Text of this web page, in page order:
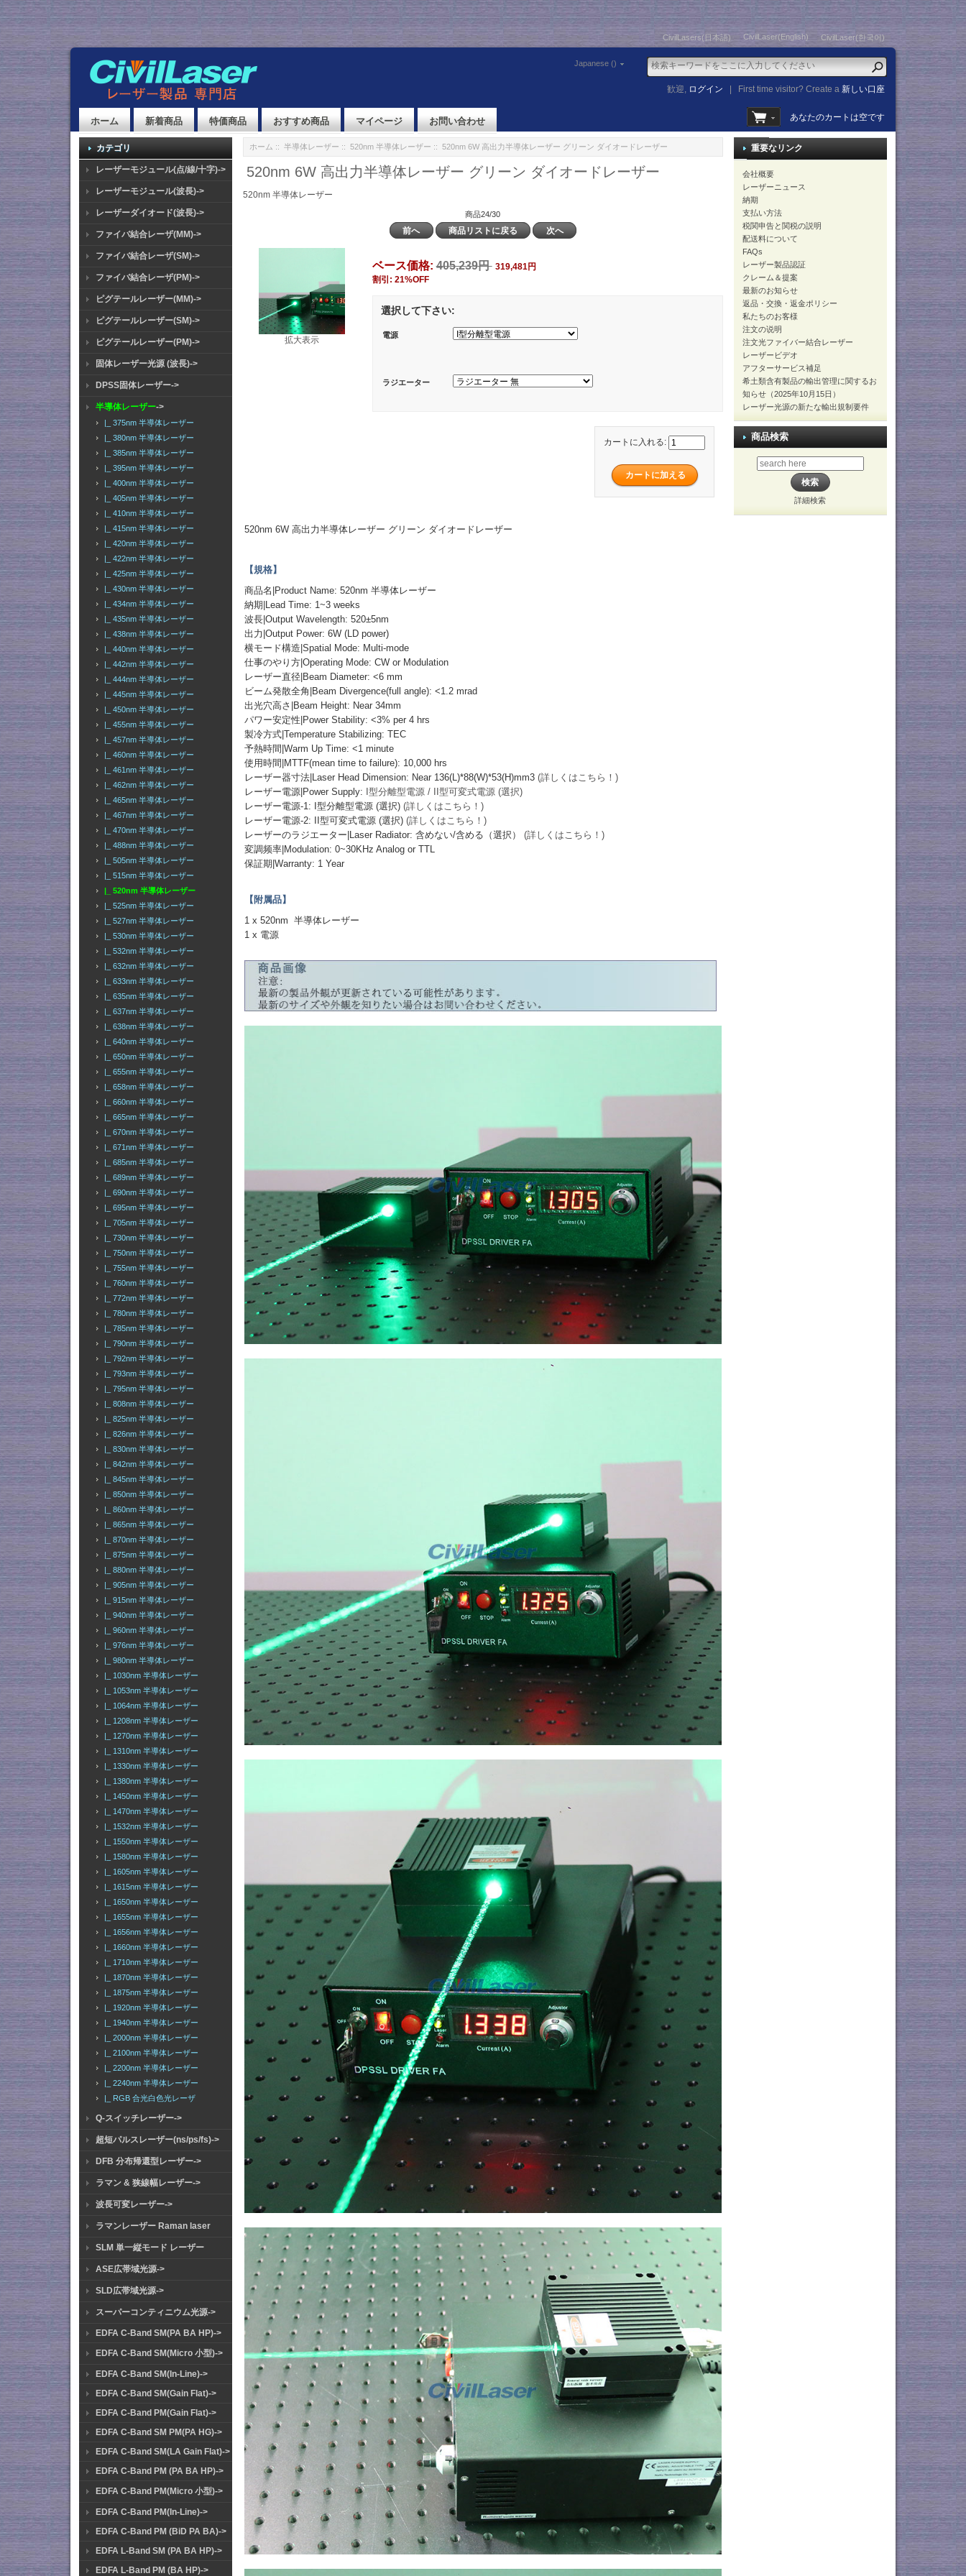
CivilLasers(日本語) CivilLaser(English) CivilLaser(한국어)
Japanese ()
歓迎, ログイン First time visitor? Create a新しい口座
ホーム 新着商品 特価商品 おすすめ商品 マイページ お問い合わせ あなたのカートは空です
カテゴリ
レーザーモジュール(点/線/十字)->
レーザーモジュール(波長)->
レーザーダイオード(波長)->
ファイバ結合レーザ(MM)->
ファイバ結合レーザ(SM)->
ファイバ結合レーザ(PM)->
ピグテールレーザー(MM)->
ピグテールレーザー(SM)->
ピグテールレーザー(PM)->
固体レーザー光源 (波長)->
DPSS固体レーザー->
半導体レーザー->
|_ 375nm 半導体レーザー
|_ 380nm 半導体レーザー
|_ 385nm 半導体レーザー
|_ 395nm 半導体レーザー
|_ 400nm 半導体レーザー
|_ 405nm 半導体レーザー
|_ 410nm 半導体レーザー
|_ 415nm 半導体レーザー
|_ 420nm 半導体レーザー
|_ 422nm 半導体レーザー
|_ 425nm 半導体レーザー
|_ 430nm 半導体レーザー
|_ 434nm 半導体レーザー
|_ 435nm 半導体レーザー
|_ 438nm 半導体レーザー
|_ 440nm 半導体レーザー
|_ 442nm 半導体レーザー
|_ 444nm 半導体レーザー
|_ 445nm 半導体レーザー
|_ 450nm 半導体レーザー
|_ 455nm 半導体レーザー
|_ 457nm 半導体レーザー
|_ 460nm 半導体レーザー
|_ 461nm 半導体レーザー
|_ 462nm 半導体レーザー
|_ 465nm 半導体レーザー
|_ 467nm 半導体レーザー
|_ 470nm 半導体レーザー
|_ 488nm 半導体レーザー
|_ 505nm 半導体レーザー
|_ 515nm 半導体レーザー
|_ 520nm 半導体レーザー
|_ 525nm 半導体レーザー
|_ 527nm 半導体レーザー
|_ 530nm 半導体レーザー
|_ 532nm 半導体レーザー
|_ 632nm 半導体レーザー
|_ 633nm 半導体レーザー
|_ 635nm 半導体レーザー
|_ 637nm 半導体レーザー
|_ 638nm 半導体レーザー
|_ 640nm 半導体レーザー
|_ 650nm 半導体レーザー
|_ 655nm 半導体レーザー
|_ 658nm 半導体レーザー
|_ 660nm 半導体レーザー
|_ 665nm 半導体レーザー
|_ 670nm 半導体レーザー
|_ 671nm 半導体レーザー
|_ 685nm 半導体レーザー
|_ 689nm 半導体レーザー
|_ 690nm 半導体レーザー
|_ 695nm 半導体レーザー
|_ 705nm 半導体レーザー
|_ 730nm 半導体レーザー
|_ 750nm 半導体レーザー
|_ 755nm 半導体レーザー
|_ 760nm 半導体レーザー
|_ 772nm 半導体レーザー
|_ 780nm 半導体レーザー
|_ 785nm 半導体レーザー
|_ 790nm 半導体レーザー
|_ 792nm 半導体レーザー
|_ 793nm 半導体レーザー
|_ 795nm 半導体レーザー
|_ 808nm 半導体レーザー
|_ 825nm 半導体レーザー
|_ 826nm 半導体レーザー
|_ 830nm 半導体レーザー
|_ 842nm 半導体レーザー
|_ 845nm 半導体レーザー
|_ 850nm 半導体レーザー
|_ 860nm 半導体レーザー
|_ 865nm 半導体レーザー
|_ 870nm 半導体レーザー
|_ 875nm 半導体レーザー
|_ 880nm 半導体レーザー
|_ 905nm 半導体レーザー
|_ 915nm 半導体レーザー
|_ 940nm 半導体レーザー
|_ 960nm 半導体レーザー
|_ 976nm 半導体レーザー
|_ 980nm 半導体レーザー
|_ 1030nm 半導体レーザー
|_ 1053nm 半導体レーザー
|_ 1064nm 半導体レーザー
|_ 1208nm 半導体レーザー
|_ 1270nm 半導体レーザー
|_ 1310nm 半導体レーザー
|_ 1330nm 半導体レーザー
|_ 1380nm 半導体レーザー
|_ 1450nm 半導体レーザー
|_ 1470nm 半導体レーザー
|_ 1532nm 半導体レーザー
|_ 1550nm 半導体レーザー
|_ 1580nm 半導体レーザー
|_ 1605nm 半導体レーザー
|_ 1615nm 半導体レーザー
|_ 1650nm 半導体レーザー
|_ 1655nm 半導体レーザー
|_ 1656nm 半導体レーザー
|_ 1660nm 半導体レーザー
|_ 1710nm 半導体レーザー
|_ 1870nm 半導体レーザー
|_ 1875nm 半導体レーザー
|_ 1920nm 半導体レーザー
|_ 1940nm 半導体レーザー
|_ 2000nm 半導体レーザー
|_ 2100nm 半導体レーザー
|_ 2200nm 半導体レーザー
|_ 2240nm 半導体レーザー
|_ RGB 合光白色光レーザ
Q-スイッチレーザー->
超短パルスレーザー(ns/ps/fs)->
DFB 分布帰還型レーザー->
ラマン & 狭線幅レーザー->
波長可変レーザー->
ラマンレーザー Raman laser
SLM 単一縦モード レーザー
ASE広帯域光源->
SLD広帯域光源->
スーパーコンティニウム光源->
EDFA C-Band SM(PA BA HP)->
EDFA C-Band SM(Micro 小型)->
EDFA C-Band SM(In-Line)->
EDFA C-Band SM(Gain Flat)->
EDFA C-Band PM(Gain Flat)->
EDFA C-Band SM PM(PA HG)->
EDFA C-Band SM(LA Gain Flat)->
EDFA C-Band PM (PA BA HP)->
EDFA C-Band PM(Micro 小型)->
EDFA C-Band PM(In-Line)->
EDFA C-Band PM (BiD PA BA)->
EDFA L-Band SM (PA BA HP)->
EDFA L-Band PM (BA HP)->
ホーム :: 半導体レーザー :: 520nm 半導体レーザー :: 520nm 6W 高出力半導体レーザー グリーン ダイオードレーザー
520nm 6W 高出力半導体レーザー グリーン ダイオードレーザー
520nm 半導体レーザー
商品24/30
前へ 商品リストに戻る 次へ
拡大表示
ベース価格:405,239円 319,481円
割引: 21%OFF
選択して下さい:
電源
ラジエーター
カートに入れる:
520nm 6W 高出力半導体レーザー グリーン ダイオードレーザー
【規格】
商品名|Product Name: 520nm 半導体レーザー
納期|Lead Time: 1~3 weeks
波長|Output Wavelength: 520±5nm
出力|Output Power: 6W (LD power)
横モード構造|Spatial Mode: Multi-mode
仕事のやり方|Operating Mode: CW or Modulation
レーザー直径|Beam Diameter: <6 mm
ビーム発散全角|Beam Divergence(full angle): <1.2 mrad
出光穴高さ|Beam Height: Near 34mm
パワー安定性|Power Stability: <3% per 4 hrs
製冷方式|Temperature Stabilizing: TEC
予熱時間|Warm Up Time: <1 minute
使用時間|MTTF(mean time to failure): 10,000 hrs
レーザー器寸法|Laser Head Dimension: Near 136(L)*88(W)*53(H)mm3(詳しくはこちら！)
レーザー電源|Power Supply: I型分離型電源 / II型可変式電源 (選択)
レーザー電源-1: I型分離型電源 (選択)(詳しくはこちら！)
レーザー電源-2: II型可変式電源 (選択)(詳しくはこちら！)
レーザーのラジエーター|Laser Radiator: 含めない/含める（選択）(詳しくはこちら！)
変調频率|Modulation: 0~30KHz Analog or TTL
保証期|Warranty: 1 Year
【附属品】
1 x 520nm 半導体レーザー
1 x 電源
重要なリンク
会社概要
レーザーニュース
納期
支払い方法
税関申告と関税の説明
配送料について
FAQs
レーザー製品認証
クレーム＆提案
最新のお知らせ
返品・交換・返金ポリシー
私たちのお客様
注文の说明
注文光ファイバー結合レーザー
レーザービデオ
アフターサービス補足
希土類含有製品の輸出管理に関するお
知らせ（2025年10月15日）
レーザー光源の新たな輸出規制要件
商品検索
詳細検索